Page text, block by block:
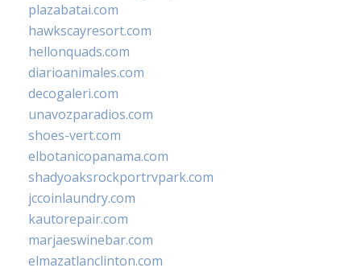
plazabatai.com
hawkscayresort.com
hellonquads.com
diarioanimales.com
decogaleri.com
unavozparadios.com
shoes-vert.com
elbotanicopanama.com
shadyoaksrockportrvpark.com
jccoinlaundry.com
kautorepair.com
marjaeswinebar.com
elmazatlanclinton.com